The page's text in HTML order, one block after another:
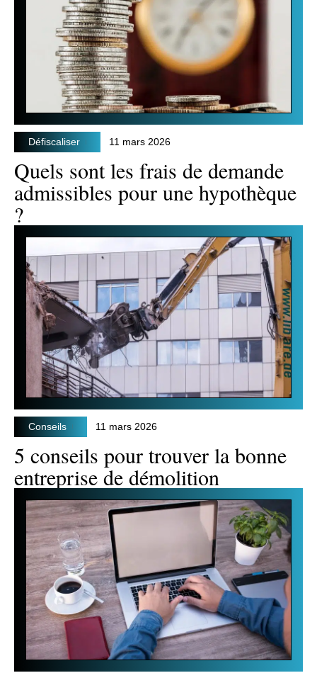
Défiscaliser 11 mars 2026
Quels sont les frais de demande
admissibles pour une hypothèque
?
Conseils 11 mars 2026
5 conseils pour trouver la bonne
entreprise de démolition